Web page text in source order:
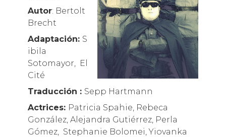
Autor: Bertolt
Brecht
Adaptación: S
ibila
Sotomayor, El
Cité
Traducción : Sepp Hartmann
Actrices: Patricia Spahie, Rebeca
González, Alejandra Gutiérrez, Perla
Gómez, Stephanie Bolomei, Yiovanka